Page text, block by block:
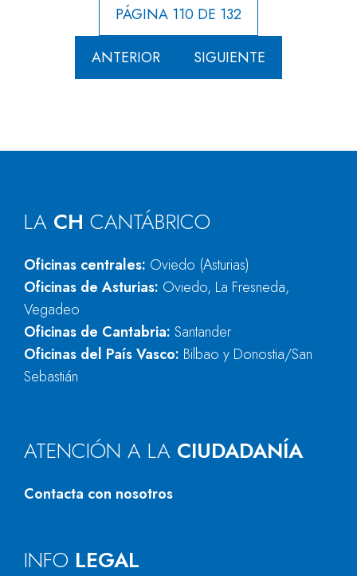
PÁGINA 110 DE 132
ANTERIOR SIGUIENTE
LA CH CANTÁBRICO
Oficinas centrales: Oviedo (Asturias)
Oficinas de Asturias: Oviedo, La Fresneda,
Vegadeo
Oficinas de Cantabria: Santander
Oficinas del País Vasco: Bilbao y Donostia/San
Sebastián
ATENCIÓN A LA CIUDADANÍA
Contacta con nosotros
INFO LEGAL